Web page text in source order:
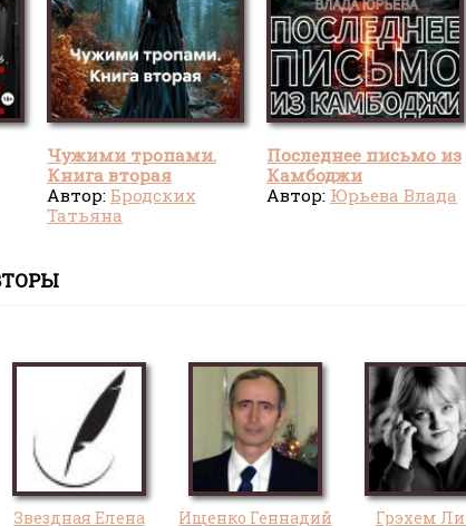
Чужими тропами.
Книга вторая
Автор: Бродских
Татьяна
Последнее письмо из
Камбоджи
Автор: Юрьева Влада
Звездная Елена
Ищенко Геннадий
Грэхем